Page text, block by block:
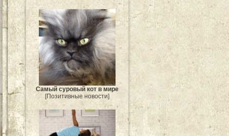
Самый суровый кот в мире
[Позитивные новости]